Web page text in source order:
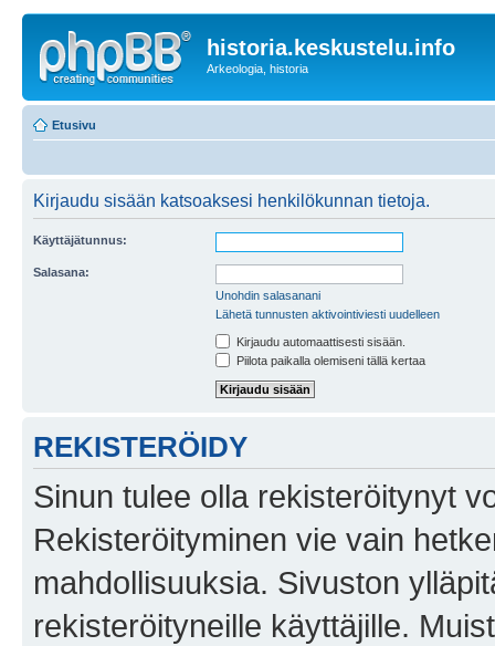
historia.keskustelu.info
Arkeologia, historia
Etusivu
Kirjaudu sisään katsoaksesi henkilökunnan tietoja.
Käyttäjätunnus:
Salasana:
Unohdin salasanani
Lähetä tunnusten aktivointiviesti uudelleen
Kirjaudu automaattisesti sisään.
Piilota paikalla olemiseni tällä kertaa
REKISTERÖIDY
Sinun tulee olla rekisteröitynyt
Rekisteröityminen vie vain
mahdollisuuksia. Sivuston
rekisteröityneille käyttäjille.